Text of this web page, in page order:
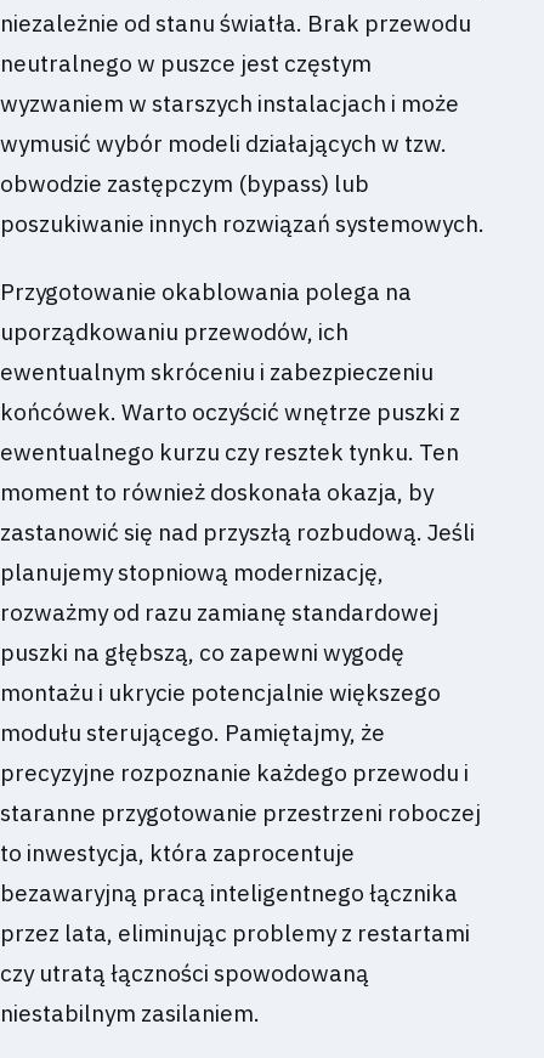
niezależnie od stanu światła. Brak przewodu
neutralnego w puszce jest częstym
wyzwaniem w starszych instalacjach i może
wymusić wybór modeli działających w tzw.
obwodzie zastępczym (bypass) lub
poszukiwanie innych rozwiązań systemowych.
Przygotowanie okablowania polega na
uporządkowaniu przewodów, ich
ewentualnym skróceniu i zabezpieczeniu
końcówek. Warto oczyścić wnętrze puszki z
ewentualnego kurzu czy resztek tynku. Ten
moment to również doskonała okazja, by
zastanowić się nad przyszłą rozbudową. Jeśli
planujemy stopniową modernizację,
rozważmy od razu zamianę standardowej
puszki na głębszą, co zapewni wygodę
montażu i ukrycie potencjalnie większego
modułu sterującego. Pamiętajmy, że
precyzyjne rozpoznanie każdego przewodu i
staranne przygotowanie przestrzeni roboczej
to inwestycja, która zaprocentuje
bezawaryjną pracą inteligentnego łącznika
przez lata, eliminując problemy z restartami
czy utratą łączności spowodowaną
niestabilnym zasilaniem.